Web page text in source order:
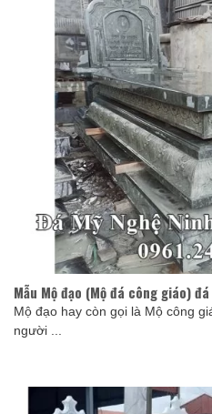
Mẫu Mộ đạo (Mộ đá công giáo)
Mộ đạo hay còn gọi là Mộ công
người ...